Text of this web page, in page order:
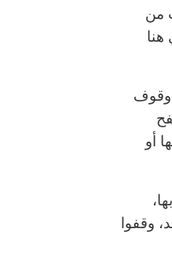
من
وقوف
أو
وقفوا